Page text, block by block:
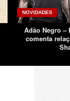
NOVIDADES
Adão Negro –
comenta